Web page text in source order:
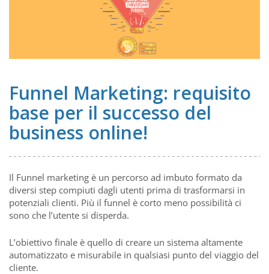
Funnel Marketing: requisito
base per il successo del
business online!
Il Funnel marketing è un percorso ad imbuto formato da
diversi step compiuti dagli utenti prima di trasformarsi in
potenziali clienti. Più il funnel è corto meno possibilità ci
sono che l’utente si disperda.
L’obiettivo finale è quello di creare un sistema altamente
automatizzato e misurabile in qualsiasi punto del viaggio del
cliente.